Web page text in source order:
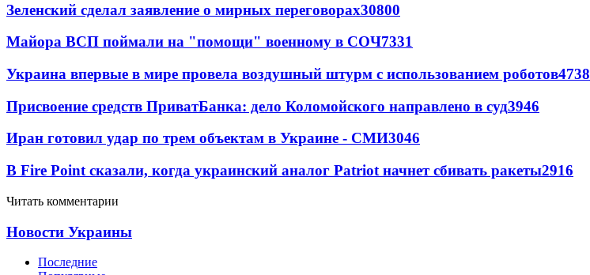
Зеленский сделал заявление о мирных переговорах30800
Майора ВСП поймали на "помощи" военному в СОЧ7331
Украина впервые в мире провела воздушный штурм с использованием роботов4738
Присвоение средств ПриватБанка: дело Коломойского направлено в суд3946
Иран готовил удар по трем объектам в Украине - СМИ3046
В Fire Point сказали, когда украинский аналог Patriot начнет сбивать ракеты2916
Читать комментарии
Новости Украины
Последние